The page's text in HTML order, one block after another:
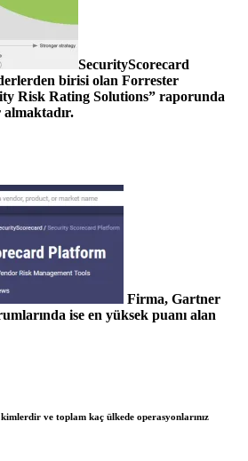
SecurityScorecard
birisi olan Forrester
Risk Rating Solutions” raporunda
Firma, Gartner
ise en yüksek puanı alan
ve toplam kaç ülkede operasyonlarınız